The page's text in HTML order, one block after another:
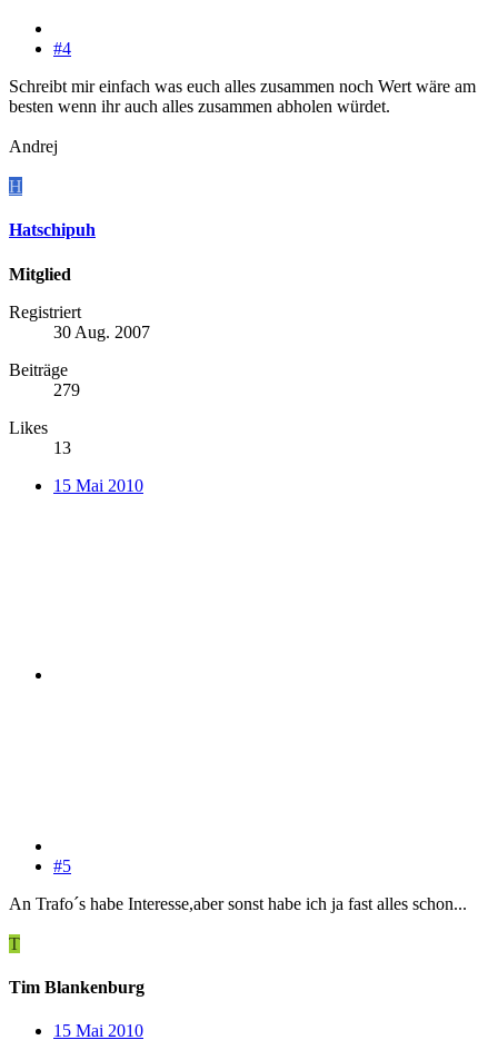
#4
Schreibt mir einfach was euch alles zusammen noch Wert wäre am
besten wenn ihr auch alles zusammen abholen würdet.
Andrej
H
Hatschipuh
Mitglied
Registriert
30 Aug. 2007
Beiträge
279
Likes
13
15 Mai 2010
#5
An Trafo´s habe Interesse,aber sonst habe ich ja fast alles schon...
T
Tim Blankenburg
15 Mai 2010